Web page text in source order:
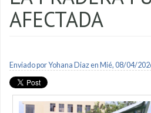
AFECTADA
Enviado porYohana Diazen Mié, 08/04/